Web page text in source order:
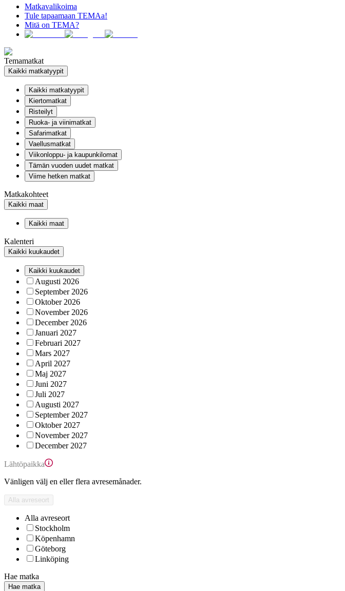
Matkavalikoima
Tule tapaamaan TEMAa!
Mitä on TEMA?
Temamatkat
Kaikki matkatyypit
Kaikki matkatyypit
Kiertomatkat
Risteilyt
Ruoka- ja viinimatkat
Safarimatkat
Vaellusmatkat
Viikonloppu- ja kaupunkilomat
Tämän vuoden uudet matkat
Viime hetken matkat
Matkakohteet
Kaikki maat
Kaikki maat
Kalenteri
Kaikki kuukaudet
Kaikki kuukaudet
Augusti 2026
September 2026
Oktober 2026
November 2026
December 2026
Januari 2027
Februari 2027
Mars 2027
April 2027
Maj 2027
Juni 2027
Juli 2027
Augusti 2027
September 2027
Oktober 2027
November 2027
December 2027
Lähtöpaikka
Vänligen välj en eller flera avresemånader.
Alla avreseort
Alla avreseort
Stockholm
Köpenhamn
Göteborg
Linköping
Hae matka
Hae matka